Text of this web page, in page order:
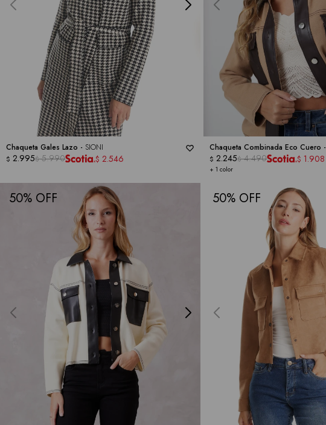
Chaqueta Gales Lazo - SIONI
$ 2.995$ 5.990 $ 2.546
Chaqueta Combinada Eco Cuero -
+ 1 color
$ 2.245$ 4.490 $ 1.908
50 50